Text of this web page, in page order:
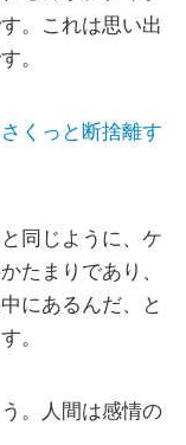
。これは思い出
。
くっと断捨離す
同じように、ケ
たまりであり、
にあるんだ、と
。
。人間は感情の